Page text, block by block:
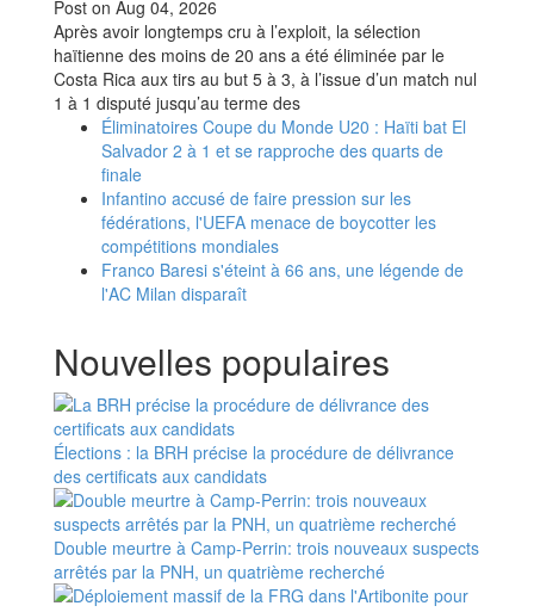
Post on Aug 04, 2026
Après avoir longtemps cru à l’exploit, la sélection
haïtienne des moins de 20 ans a été éliminée par le
Costa Rica aux tirs au but 5 à 3, à l’issue d’un match nul
1 à 1 disputé jusqu’au terme des
Éliminatoires Coupe du Monde U20 : Haïti bat El
Salvador 2 à 1 et se rapproche des quarts de
finale
Infantino accusé de faire pression sur les
fédérations, l'UEFA menace de boycotter les
compétitions mondiales
Franco Baresi s'éteint à 66 ans, une légende de
l'AC Milan disparaît
Nouvelles populaires
Élections : la BRH précise la procédure de délivrance
des certificats aux candidats
Double meurtre à Camp-Perrin: trois nouveaux suspects
arrêtés par la PNH, un quatrième recherché